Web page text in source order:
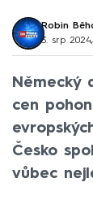
Robin
3. srp 2024,
Německý
cen
Česko
vůbec